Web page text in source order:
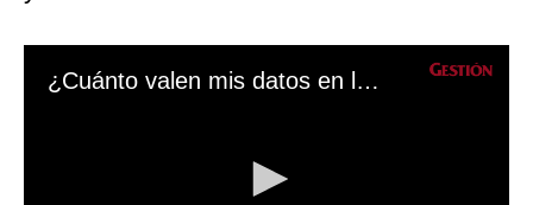
¿Cuánto valen mis datos en la darkweb?